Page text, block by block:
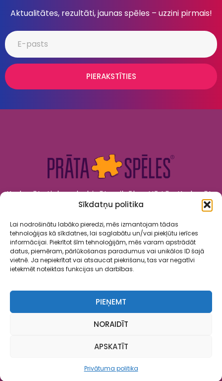
Sīkdatņu politika
Lai nodrošinātu labāko pieredzi, mēs izmantojam tādas
tehnoloģijas kā sīkdatnes, lai saglabātu un/vai piekļūtu ierīces
informācijai. Piekrītot šīm tehnoloģijām, mēs varam apstrādāt
datus, piemēram, pārlūkošanas paradumus vai unikālos ID šajā
vietnē. Ja nepiekrītat vai atsaucat piekrišanu, tas var negatīvi
ietekmēt noteiktas funkcijas un darbības.
PIEŅEMT
NORAIDĪT
APSKATĪT
Privātuma politika
Aktualitātes, rezultāti, jaunas spēles – uzzini pirmais!
PIERAKSTĪTIES
Kad prāts tiek nodarbināts, cilvēks attīstās. Kad prāts
tiek izklaidēts, cilvēks jūtas priecīgs un laimīgs. “Prāta
Privātuma politikaLietošanas noteikumi
prečuzīme. Tās izmantošana, nesaskaņojot ar īpašnieku, ir